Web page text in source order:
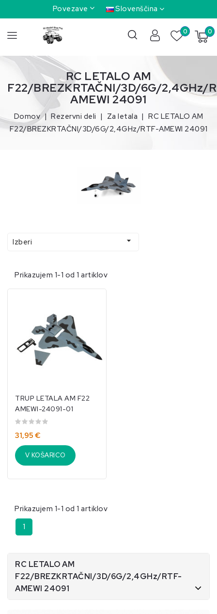
Povezave Slovenščina
0
0
RC LETALO AM
F22/BREZKRTAČNI/3D/6G/2,4GHz/
AMEWI 24091
Domov Rezervni deli Za letala
RC LETALO AM
F22/BREZKRTAČNI/3D/6G/2,4GHz/RTF-AMEWI 24091
Izberi 
Prikazujem 1-1 od 1 artiklov
TRUP LETALA AM F22
AMEWI-24091-01
31,95 €
V KOŠARICO
Prikazujem 1-1 od 1 artiklov
1
RC LETALO AM
F22/BREZKRTAČNI/3D/6G/2,4GHz/RTF-
AMEWI 24091